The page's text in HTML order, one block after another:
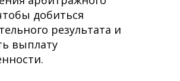
добиться
результата и
выплату